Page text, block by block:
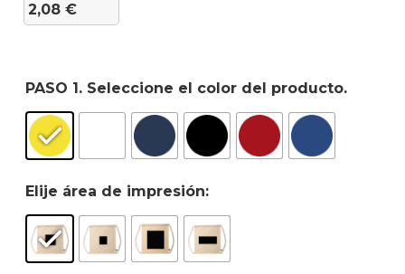
2,08 €
PASO 1. Seleccione el color del producto.
Elije área de impresión: